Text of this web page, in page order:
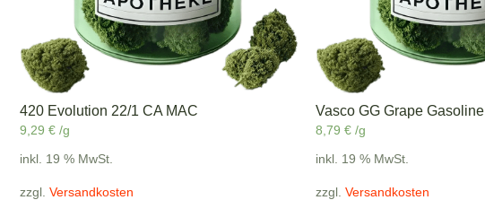
420 Evolution 22/1 CA MAC
9,29 € /g
inkl. 19 % MwSt.
zzgl. Versandkosten
Vasco GG Grape Gasoline
8,79 € /g
inkl. 19 % MwSt.
zzgl. Versandkosten